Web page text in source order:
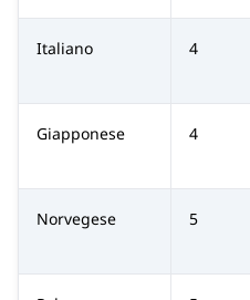
Italiano 4
Giapponese 4
Norvegese 5